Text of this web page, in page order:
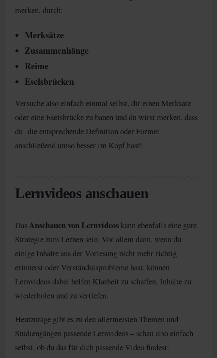
merken, durch:
Merksätze
Zusammenhänge
Reime
Eselsbrücken
Versuche also einfach einmal selbst, dir einen Merksatz
oder eine Eselsbrücke zu bauen und du wirst merken, dass
du die entsprechende Definition oder Formel
anschließend umso besser im Kopf hast!
Lernvideos anschauen
DasAnschauen von Lernvideos kann ebenfalls eine gute
Strategie zum Lernen sein. Vor allem dann, wenn du
einige Inhalte aus der Vorlesung nicht mehr richtig
erinnerst oder Verständnisprobleme hast, können
Lernvideos dabei helfen Klarheit zu schaffen, Inhalte zu
wiederholen und zu vertiefen.
Heutzutage gibt es zu den allermeisten Themen und
Studiengängen passende Lernvideos – schau also einfach
selbst, ob du das für dich passende Video findest.